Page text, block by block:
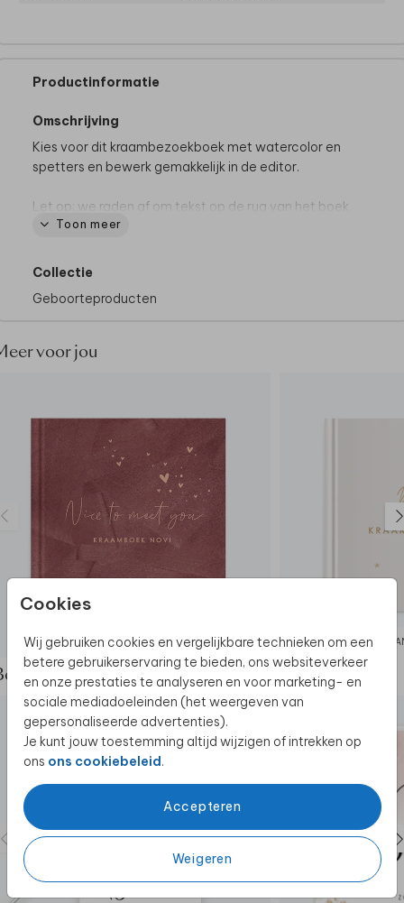
Cookies
Wij gebruiken cookies en vergelijkbare technieken om een
betere gebruikerservaring te bieden, ons websiteverkeer
en onze prestaties te analyseren en voor marketing- en
sociale mediadoeleinden (het weergeven van
gepersonaliseerde advertenties).
Je kunt jouw toestemming altijd wijzigen of intrekken op
ons ons cookiebeleid.
Accepteren
Weigeren
Productinformatie
Omschrijving
Kies voor dit kraambezoekboek met watercolor en
spetters en bewerk gemakkelijk in de editor.
Let op: we raden af om tekst op de rug van het boek
te plaatsen.
Toon meer
Collectie
Geboorteproducten
voor jou
KRAAMBEZOEKBOEK
de complete set